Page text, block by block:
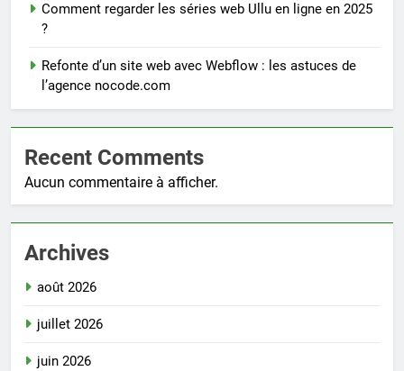
Comment regarder les séries web Ullu en ligne en 2025
?
Refonte d’un site web avec Webflow : les astuces de
l’agence nocode.com
Recent Comments
Aucun commentaire à afficher.
Archives
août 2026
juillet 2026
juin 2026